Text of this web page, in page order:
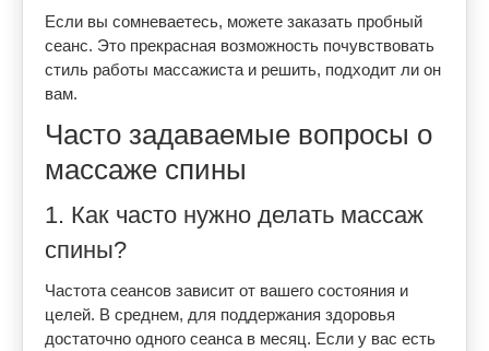
Если вы сомневаетесь, можете заказать пробный
сеанс. Это прекрасная возможность почувствовать
стиль работы массажиста и решить, подходит ли он
вам.
Часто задаваемые вопросы о
массаже спины
1. Как часто нужно делать массаж
спины?
Частота сеансов зависит от вашего состояния и
целей. В среднем, для поддержания здоровья
достаточно одного сеанса в месяц. Если у вас есть